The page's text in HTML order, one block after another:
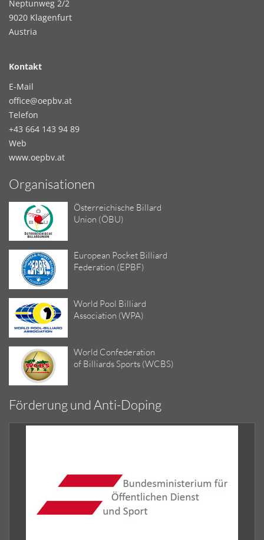
Neptunweg 2/2
9020 Klagenfurt
Austria
Kontakt
E-Mail
office@oepbv.at
Telefon
+43 664 143 94 89
Web
www.oepbv.at
Organisationen
Österreichische Billard
Union (ÖBU)
European Pocket Billiard
Federation (EPBF)
World Pool Billiard
Association (WPA)
World Confederation
of Billiards Sports (WCBS)
Förderung und Anti-Doping